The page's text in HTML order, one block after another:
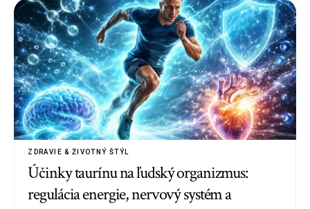
ZDRAVIE & ŽIVOTNÝ ŠTÝL
Účinky taurínu na ľudský organizmus:
regulácia energie, nervový systém a